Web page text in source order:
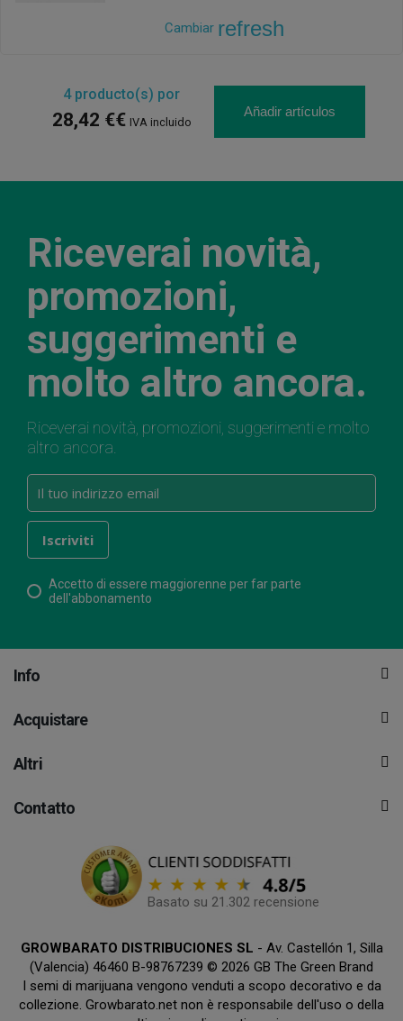
Cambiar refresh
4producto(s) por
28,42 €€ IVA incluido
Añadir artículos
Riceverai novità,
promozioni,
suggerimenti e
molto altro ancora.
Riceverai novità, promozioni, suggerimenti e molto
altro ancora.
Accetto di essere maggiorenne per far parte
dell'abbonamento
Info
Acquistare
Altri
Contatto
Basato su 21.302 recensione
GROWBARATO DISTRIBUCIONES SL - Av. Castellón 1, Silla
(Valencia) 46460 B-98767239 © 2026 GB The Green Brand
I semi di marijuana vengono venduti a scopo decorativo e da
collezione. Growbarato.net non è responsabile dell'uso o della